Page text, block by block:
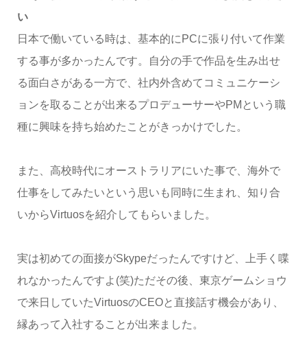
い
日本で働いている時は、基本的にPCに張り付いて作業
する事が多かったんです。自分の手で作品を生み出せ
る面白さがある一方で、社内外含めてコミュニケーシ
ョンを取ることが出来るプロデューサーやPMという職
種に興味を持ち始めたことがきっかけでした。
また、高校時代にオーストラリアにいた事で、海外で
仕事をしてみたいという思いも同時に生まれ、知り合
いからVirtuosを紹介してもらいました。
実は初めての面接がSkypeだったんですけど、上手く喋
れなかったんですよ(笑)ただその後、東京ゲームショウ
で来日していたVirtuosのCEOと直接話す機会があり、
縁あって入社することが出来ました。